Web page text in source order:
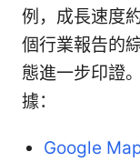
例，成長速度
個行業報告的
態進一步印證
據：
Google